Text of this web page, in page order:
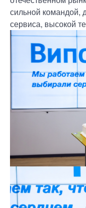
сильной командой,
сервиса, высокой